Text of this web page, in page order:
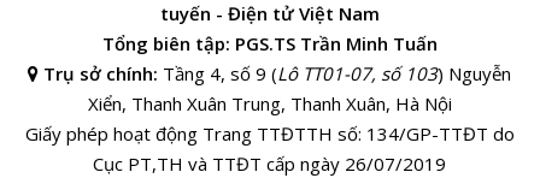
tuyến - Điện tử Việt Nam
Tổng biên tập: PGS.TS Trần Minh Tuấn
Trụ sở chính: Tầng 4, số 9 (Lô TT01-07, số 103) Nguyễn
Xiển, Thanh Xuân Trung, Thanh Xuân, Hà Nội
Giấy phép hoạt động Trang TTĐTTH số: 134/GP-TTĐT do
Cục PT,TH và TTĐT cấp ngày 26/07/2019